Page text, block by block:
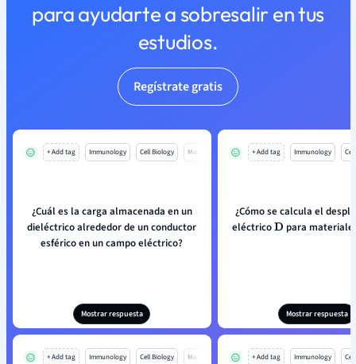
para ayudarte a sobresalir en tus
estudios.
Regístrate gratis
+ Add tag Immunology Cell Biology Mo
¿Cuál es la carga almacenada en un
dieléctrico alrededor de un conductor
esférico en un campo eléctrico?
Mostrar respuesta
+ Add tag Immunology
¿Cómo se calcula el
eléctricoD para
Mostrar respuesta
+ Add tag Immunology Cell Biology Mo + Add tag Immunology